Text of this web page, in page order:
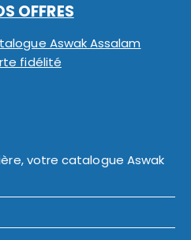
OFFRES
Aswak Assalam
fidélité
votre catalogue Aswak